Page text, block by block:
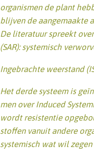
organismen de plant
blijven de aangemaakte
De literatuur spreekt
(SAR): systemisch
Ingebrachte weerstand
Het derde systeem is
men over Induced
wordt resistentie
stoffen vanuit andere
systemisch wat wil